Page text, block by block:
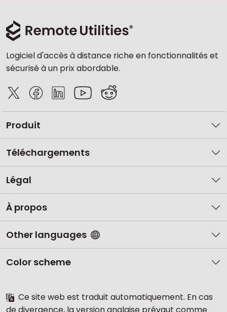
Logiciel d'accès à distance riche en fonctionnalités et
sécurisé à un prix abordable.
Produit
Téléchargements
Légal
À propos
Other languages
Color scheme
Ce site web est traduit automatiquement. En cas